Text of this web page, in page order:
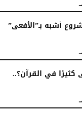
أشبه بـ”الأفعى”
في القرآن؟..